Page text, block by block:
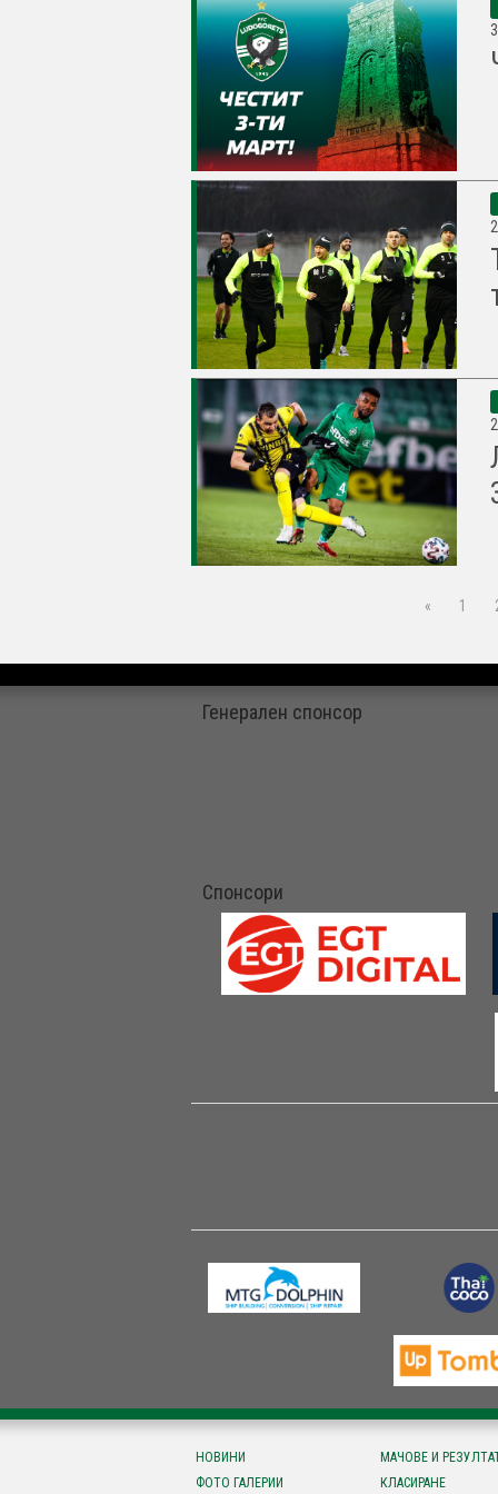
« 1
Генерален спонсор
Спонсори
НОВИНИ
ФОТО ГАЛЕРИИ
МАЧОВЕ И
КЛАСИРАНЕ